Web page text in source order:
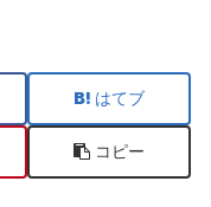
はてブ
コピー